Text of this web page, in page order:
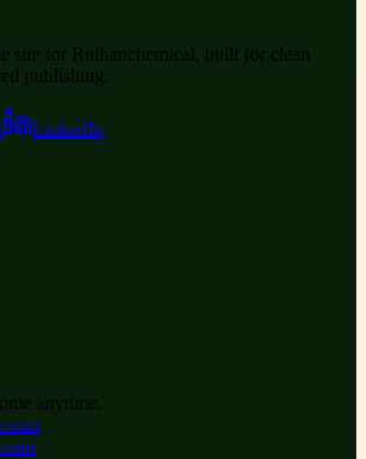
site for Ruihanchemical, built for clean
publishing.
LinkedIn
anytime.